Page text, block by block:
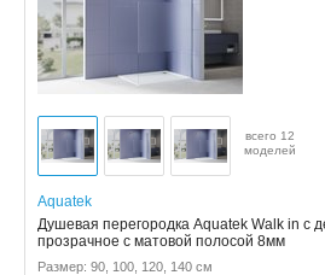
всего 12
моделей
Aquatek
Душевая перегородка Aquatek Walk in с
прозрачное с матовой полосой 8мм
Размер: 90, 100, 120, 140 см